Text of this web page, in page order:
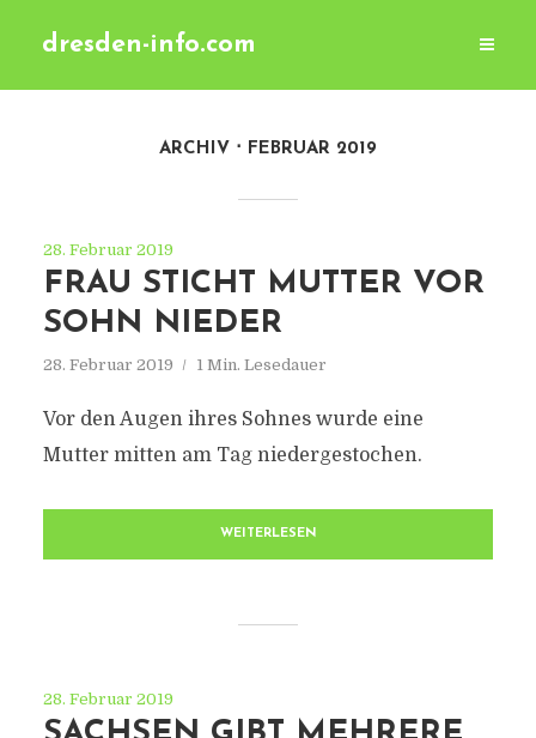
dresden-info.com
ARCHIV FEBRUAR 2019
28. Februar 2019
FRAU STICHT MUTTER VOR
SOHN NIEDER
28. Februar 2019 1 Min. Lesedauer
Vor den Augen ihres Sohnes wurde eine
Mutter mitten am Tag niedergestochen.
WEITERLESEN
28. Februar 2019